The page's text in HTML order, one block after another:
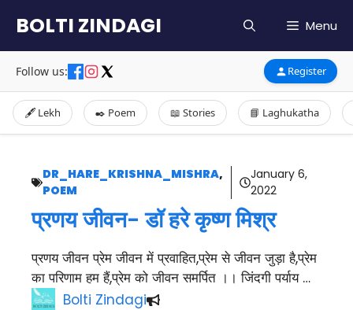
content
BOLTI ZINDAGI Menu
Follow us: Register
🖋️ Lekh ✒️ Poem 📖 Stories 📘 Laghukatha
DR_HARE_KRISHNA_MISHRA,
POEM
January 6,
2022
प्रणय जीवन- डॉ हरे कृष्ण मिश्र
प्रणय जीवन प्रेम जीवन में प्रवाहित,प्रेम से जीवन जुड़ा है,प्रेम
का परिणाम हम हैं,प्रेम को जीवन समर्पित ।। जिंदगी पर्याय …
Bolti Zindagi